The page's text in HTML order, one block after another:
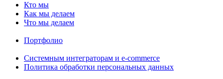
Кто мы
Как мы делаем
Что мы делаем
Портфолио
Системным интеграторам и e-commerce
Политика обработки персональных данных